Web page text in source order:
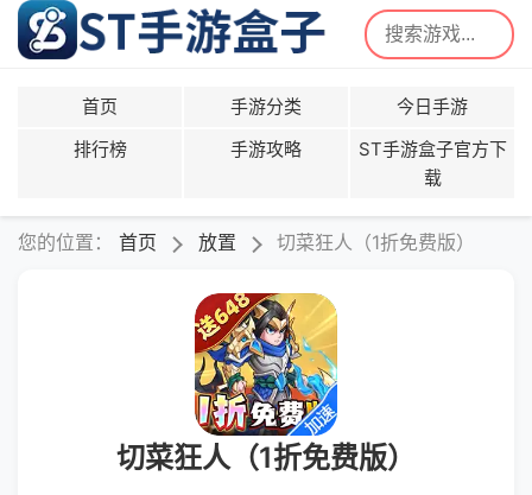
首页 手游分类
今日手游
排行榜
手游攻略
ST手游盒子官方下
载
您的位置： 首页 放置 切菜狂人（1折免费版）
切菜狂人（1折免费版）